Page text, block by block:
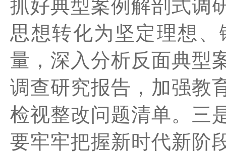
抓好典型案例解剖式调
思想转化为坚定理想
量，深入分析反面典型
调查研究报告，加强教
检视整改问题清单。 三
要牢牢把握新时代新阶